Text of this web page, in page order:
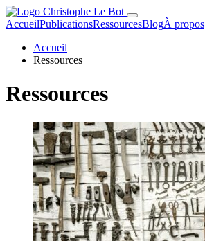
AccueilPublicationsRessourcesBlogÀ propos
Accueil
Ressources
Ressources